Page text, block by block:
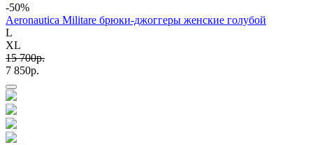
-50%
Aeronautica Militare брюки-джоггеры женские голубой
L
XL
15 700p.
7 850p.